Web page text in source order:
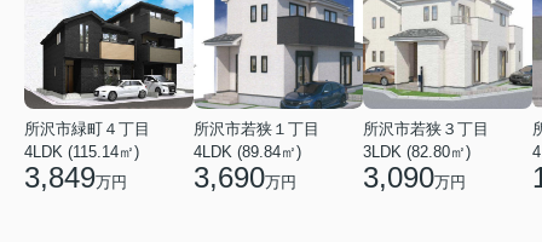
所沢市緑町４丁目
4LDK (115.14㎡)
3,849万円
所沢市若狭１丁目
4LDK (89.84㎡)
3,690万円
所沢市若狭３丁目
3LDK (82.80㎡)
3,090万円